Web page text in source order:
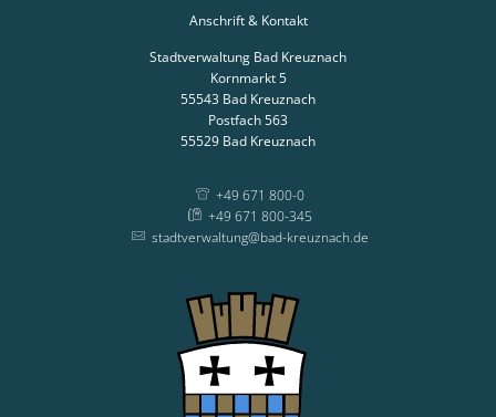
Anschrift & Kontakt
Stadtverwaltung Bad Kreuznach
Kornmarkt 5
55543 Bad Kreuznach
Postfach 563
55529 Bad Kreuznach
+49 671 800-0
+49 671 800-345
stadtverwaltung@bad-kreuznach.de